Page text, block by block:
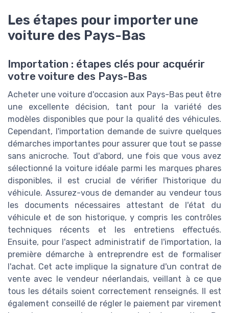
Les étapes pour importer une
voiture des Pays-Bas
Importation : étapes clés pour acquérir
votre voiture des Pays-Bas
Acheter une voiture d'occasion aux Pays-Bas peut être
une excellente décision, tant pour la variété des
modèles disponibles que pour la qualité des véhicules.
Cependant, l'importation demande de suivre quelques
démarches importantes pour assurer que tout se passe
sans anicroche. Tout d'abord, une fois que vous avez
sélectionné la voiture idéale parmi les marques phares
disponibles, il est crucial de vérifier l'historique du
véhicule. Assurez-vous de demander au vendeur tous
les documents nécessaires attestant de l'état du
véhicule et de son historique, y compris les contrôles
techniques récents et les entretiens effectués.
Ensuite, pour l'aspect administratif de l'importation, la
première démarche à entreprendre est de formaliser
l'achat. Cet acte implique la signature d'un contrat de
vente avec le vendeur néerlandais, veillant à ce que
tous les détails soient correctement renseignés. Il est
également conseillé de régler le paiement par virement